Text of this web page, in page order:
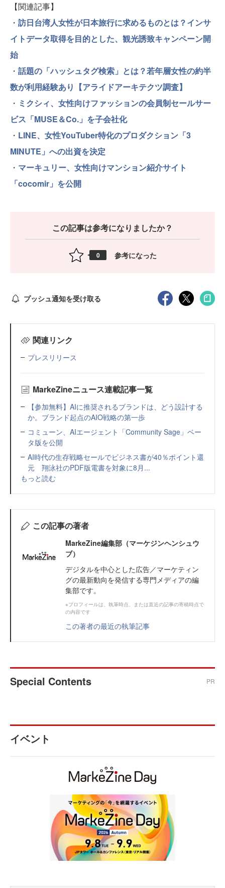
【関連記事】
・ 訪日台湾人女性が日本旅行に求めるものとは？インサ
イトデータ取得を目的とした、観光誘致キャンペーン開
始
・ 話題の「ハッシュタグ検索」とは？若年層女性の約半
数が利用経験あり【アライドアーキテクツ調査】
・ ミクシィ、女性向けファッションの会員制セールサー
ビス「MUSE＆Co.」を子会社化
・ LINE、女性YouTuber特化のプロダクション「3
MINUTE」への出資を決定
・ マーキュリー、女性向けマンション紹介サイト
「cocomir」を公開
この記事は参考になりましたか？
0 参考になった
プッシュ通知を受け取る
関連リンク
プレスリリース
MarkeZineニュース連載記事一覧
【参加無料】AIに推奨されるブランドは、どう設計する
か。ブランド起点のAIO戦略の第一歩
コミューン、AIエージェント「Community Sage」ベー
タ版を公開
AI時代の生存戦略セールでビジネス書が40％ポイント還
元 翔泳社のPDF版電書を対象に8月...
もっと読む
この記事の著者
MarkeZine編集部（マーケジンヘンシュウ
ブ）
デジタルを中心とした広告／マーケティン
グの最新動向を発信する専門メディアの編
集部です。
※プロフィールは、執筆時点、または直近の記事の寄稿時点で
の内容です
この著者の最近の執筆記事
Special Contents PR
イベント